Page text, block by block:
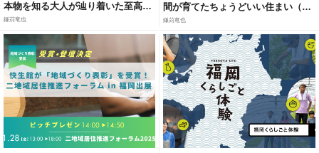
本物を知る大人が辿り着いた至高の
リトリート（福岡市城南区梅林）
鎌苅竜也
間が育てたちょうどいい住まい（福
岡市東区和白6）
鎌苅竜也